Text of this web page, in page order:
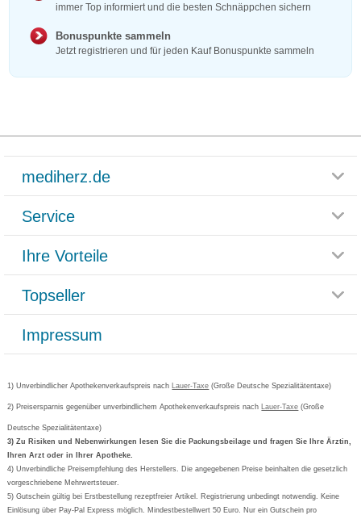
immer Top informiert und die besten Schnäppchen sichern
Bonuspunkte sammeln
Jetzt registrieren und für jeden Kauf Bonuspunkte sammeln
mediherz.de
Glossar
Häufig gestellte Fragen
Datenschutz
AGB
Cookie-Einstellungen
Vertrag widerrufen
Service
Rücksendemöglichkeit
Paketlieferstatus
Versandkosten
Bestellschein ausfüllen
Newsletteranmeldung
Ihre Vorteile
Rezeptlieferung
Bonusprogramm
Gutschein und Rabatte
Kundenbewertung
Topseller
Grippostad
Bepanthen
Formoline
Wick
Eucerin
Basica
Impressum
1) Unverbindlicher Apothekenverkaufspreis nach Lauer-Taxe (Große Deutsche Spezialitätentaxe)
2) Preisersparnis gegenüber unverbindlichem Apothekenverkaufspreis nach Lauer-Taxe (Große
Deutsche Spezialitätentaxe)
3) Zu Risiken und Nebenwirkungen lesen Sie die Packungsbeilage und fragen Sie Ihre Ärztin,
Ihren Arzt oder in Ihrer Apotheke.
4) Unverbindliche Preisempfehlung des Herstellers. Die angegebenen Preise beinhalten die gesetzlich
vorgeschriebene Mehrwertsteuer.
5) Gutschein gültig bei Erstbestellung rezeptfreier Artikel. Registrierung unbedingt notwendig. Keine
Einlösung über Pay-Pal Express möglich. Mindestbestellwert 50 Euro. Nur ein Gutschein pro